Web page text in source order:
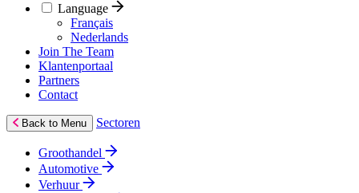
Language
Français
Nederlands
Join The Team
Klantenportaal
Partners
Contact
Back to Menu Sectoren
Groothandel
Automotive
Verhuur